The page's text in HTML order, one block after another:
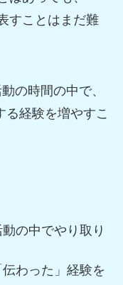
すことはまだ難
の時間の中で、
る経験を増やすこ
の中でやり取り
伝わった」経験を